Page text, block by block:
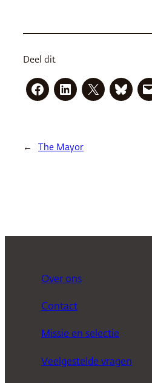
Deel dit
← The Mayor
Over ons
Contact
Missie en selectie
Veelgestelde vragen